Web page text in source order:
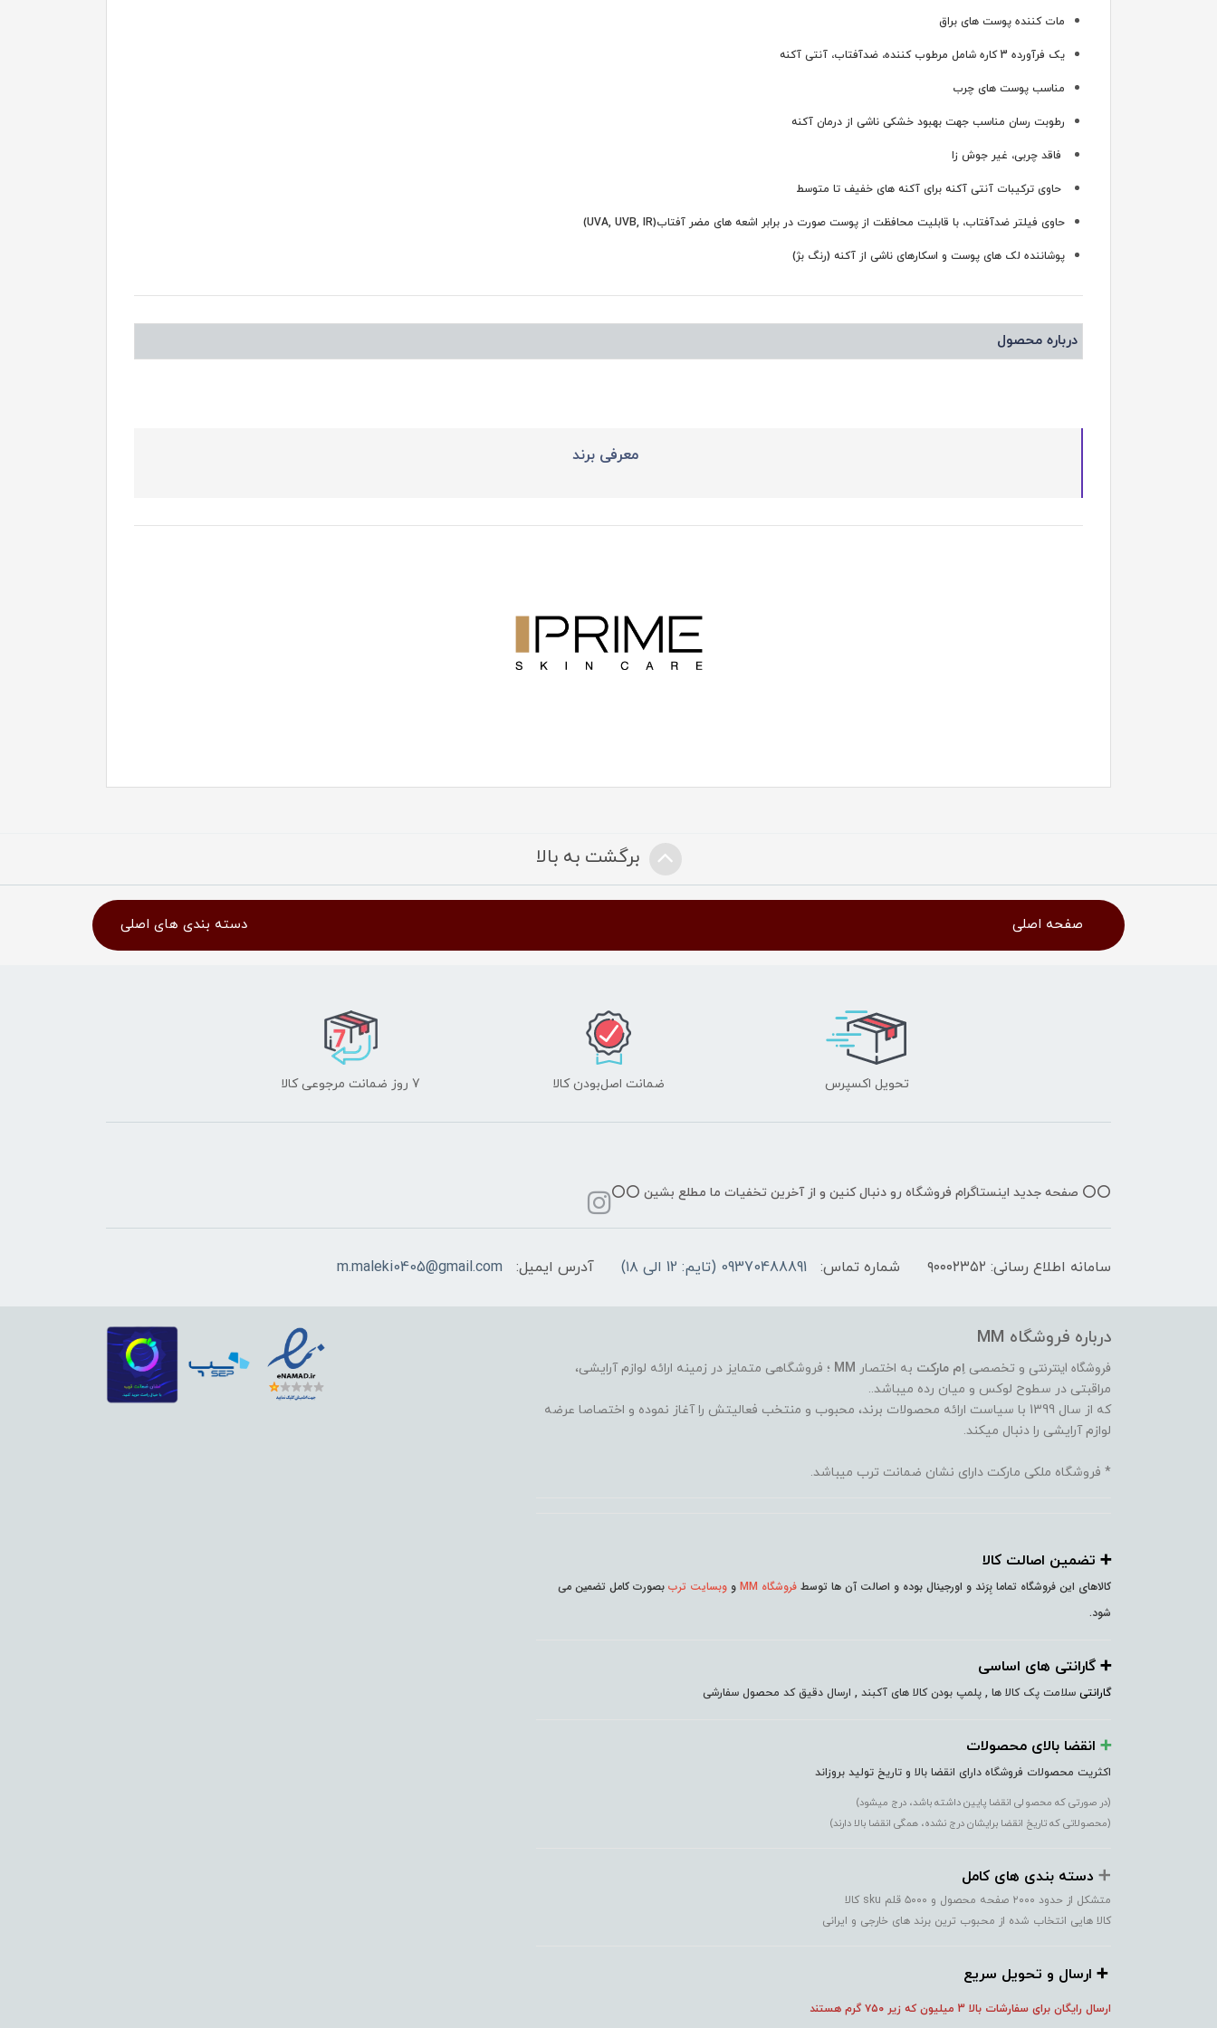
مات کننده پوست های براق
یک فرآورده 3 کاره شامل مرطوب کننده، ضدآفتاب، آنتی آکنه
مناسب پوست های چرب
رطوبت رسان مناسب جهت بهبود خشکی ناشی از درمان آکنه
فاقد چربی، غیر جوش زا
حاوی ترکیبات آنتی آکنه برای آکنه های خفیف تا متوسط
حاوی فیلتر ضدآفتاب، با قابلیت محافظت از پوست صورت در برابر اشعه های مضر آفتاب(UVA, UVB, IR)
پوشاننده لک های پوست و اسکارهای ناشی از آکنه (رنگ بژ)
درباره محصول
معرفی برند
برگشت به بالا
صفحه اصلی دسته بندی های اصلی
تحویل اکسپرس ضمانت اصل‌بودن کالا 7 روز ضمانت مرجوعی کالا
⭕️⭕️ صفحه جدید اینستاگرام فروشگاه رو دنبال کنین و از آخرین تخفیات ما مطلع بشین ⭕️⭕️
سامانه اطلاع رسانی: ۹۰۰۰۲۳۵۲ شماره تماس: 09370488891 (تایم: 12 الی ۱۸) آدرس ایمیل: m.maleki0405@gmail.com
درباره فروشگاه MM
فروشگاه اینترنتی و تخصصی اِم مارکت به اختصار MM ؛ فروشگاهی متمایز در زمینه ارائه لوازم آرایشی،
مراقبتی در سطوح لوکس و میان رده میباشد..
که از سال 1399 با سیاست ارائه محصولات برند، محبوب و منتخب فعالیتش را آغاز نموده و اختصاصا عرضه
لوازم آرایشی را دنبال میکند.
* فروشگاه ملکی مارکت دارای نشان ضمانت ترب میباشد.
➕️ تضمین اصالت کالا
کالاهای این فروشگاه تماما بِرَند و اورجینال بوده و اصالت آن ها توسط فروشگاه MM و وبسایت ترب بصورت کامل تضمین می
شود.
➕️ گارانتی های اساسی
گارانتی سلامت پک کالا ها , پلمپ بودن کالا های آکبند , ارسال دقیق کد محصول سفارشی
➕️ انقضا بالای محصولات
اکثریت محصولات فروشگاه دارای انقضا بالا و تاریخ تولید بروزاند
(در صورتی که محصولی انقضا پایین داشته باشد، درج میشود)
(محصولاتی که تاریخ انقضا برایشان درج نشده، همگی انقضا بالا دارند)
➕️ دسته بندی های کامل
متشکل از حدود ۲۰۰۰ صفحه محصول و ۵۰۰۰ قلم sku کالا
کالا هایی انتخاب شده از محبوب ترین برند های خارجی و ایرانی
➕️ ارسال و تحویل سریع
ارسال رایگان برای سفارشات بالا 3 میلیون که زیر ۷۵۰ گرم هستند